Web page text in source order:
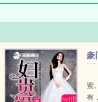
豪
蜜
有